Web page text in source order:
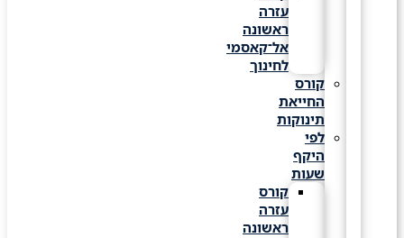
עזרה
ראשונה
אל־קאסמי
לחינוך
קורס
החייאת
תינוקות
לפי
היקף
שעות
קורס
עזרה
ראשונה